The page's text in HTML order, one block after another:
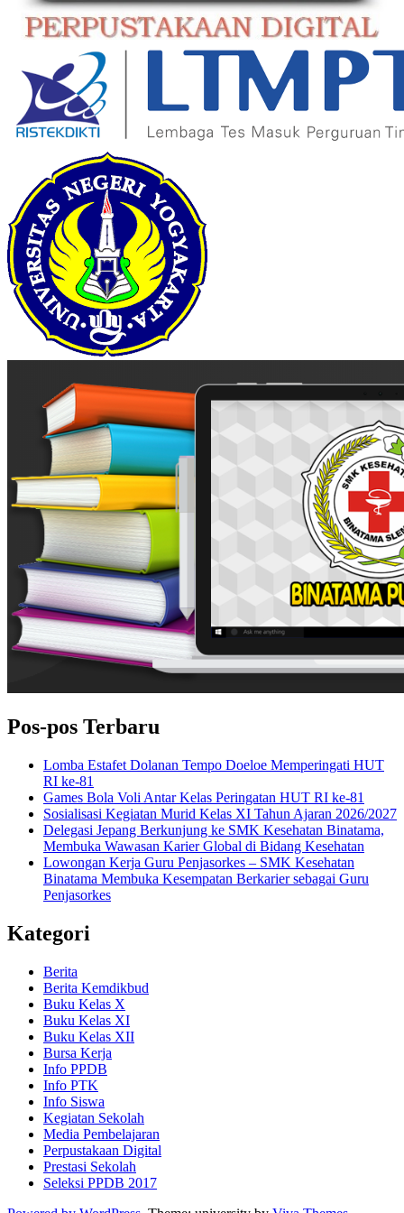
Pos-pos Terbaru
Lomba Estafet Dolanan Tempo Doeloe Memperingati HUT
RI ke-81
Games Bola Voli Antar Kelas Peringatan HUT RI ke-81
Sosialisasi Kegiatan Murid Kelas XI Tahun Ajaran 2026/2027
Delegasi Jepang Berkunjung ke SMK Kesehatan Binatama,
Membuka Wawasan Karier Global di Bidang Kesehatan
Lowongan Kerja Guru Penjasorkes – SMK Kesehatan
Binatama Membuka Kesempatan Berkarier sebagai Guru
Penjasorkes
Kategori
Berita
Berita Kemdikbud
Buku Kelas X
Buku Kelas XI
Buku Kelas XII
Bursa Kerja
Info PPDB
Info PTK
Info Siswa
Kegiatan Sekolah
Media Pembelajaran
Perpustakaan Digital
Prestasi Sekolah
Seleksi PPDB 2017